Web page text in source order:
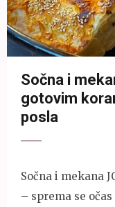
Sočna i
gotovim
posla
Sočna i mekana
– sprema se očas